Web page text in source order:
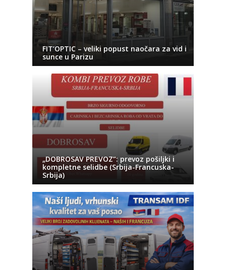
FIT’OPTIC – veliki popust naočara za vid i
sunce u Parizu
„DOBROSAV PREVOZ“: prevoz pošiljki i
kompletne selidbe (Srbija-Francuska-
Srbija)